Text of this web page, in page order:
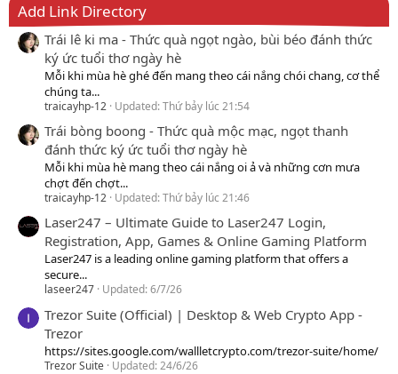
Add Link Directory
Trái lê ki ma - Thức quà ngọt ngào, bùi béo đánh thức
ký ức tuổi thơ ngày hè
Mỗi khi mùa hè ghé đến mang theo cái nắng chói chang, cơ thể
chúng ta...
traicayhp-12 Updated:Thứ bảy lúc 21:54
Trái bòng boong - Thức quà mộc mạc, ngọt thanh
đánh thức ký ức tuổi thơ ngày hè
Mỗi khi mùa hè mang theo cái nắng oi ả và những cơn mưa
chợt đến chợt...
traicayhp-12 Updated:Thứ bảy lúc 21:46
Laser247 – Ultimate Guide to Laser247 Login,
Registration, App, Games & Online Gaming Platform
Laser247 is a leading online gaming platform that offers a
secure...
laseer247 Updated:6/7/26
Trezor Suite (Official) | Desktop & Web Crypto App -
Trezor
https://sites.google.com/wallletcrypto.com/trezor-suite/home/
Trezor Suite Updated:24/6/26